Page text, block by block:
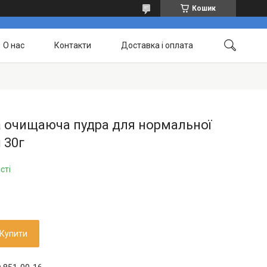
Кошик
О нас Контакти Доставка і оплата
очищаюча пудра для нормальної
30г
Купити